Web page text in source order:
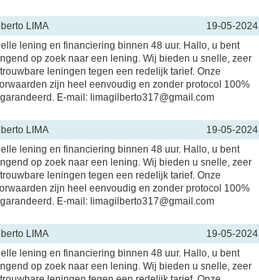
LIMA
19-05-2024
lening en financiering binnen 48 uur. Hallo, u bent
op zoek naar een lening. Wij bieden u snelle, zeer
leningen tegen een redelijk tarief. Onze
zijn heel eenvoudig en zonder protocol 100%
E-mail: limagilberto317@gmail.com
LIMA
19-05-2024
lening en financiering binnen 48 uur. Hallo, u bent
op zoek naar een lening. Wij bieden u snelle, zeer
leningen tegen een redelijk tarief. Onze
zijn heel eenvoudig en zonder protocol 100%
E-mail: limagilberto317@gmail.com
LIMA
19-05-2024
lening en financiering binnen 48 uur. Hallo, u bent
op zoek naar een lening. Wij bieden u snelle, zeer